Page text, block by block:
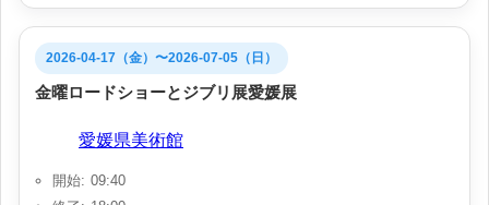
2026-04-17（金）〜2026-07-05（日）
金曜ロードショーとジブリ展愛媛展
愛媛県美術館
開始: 09:40